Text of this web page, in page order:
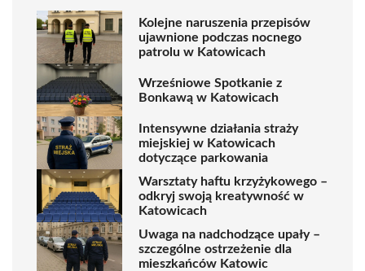
Kolejne naruszenia przepisów
ujawnione podczas nocnego
patrolu w Katowicach
Wrześniowe Spotkanie z
Bonkawą w Katowicach
Intensywne działania straży
miejskiej w Katowicach
dotyczące parkowania
Warsztaty haftu krzyżykowego –
odkryj swoją kreatywność w
Katowicach
Uwaga na nadchodzące upały –
szczególne ostrzeżenie dla
mieszkańców Katowic